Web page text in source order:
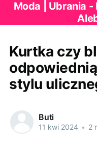
Moda | Ubrania
Kurtka czy
stylu
Buti
11 kwi 2024 • 2